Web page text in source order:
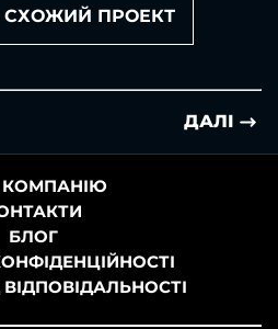
ПРОЕКТ
ДАЛІ
КОМПАНІЮ
БЛОГ